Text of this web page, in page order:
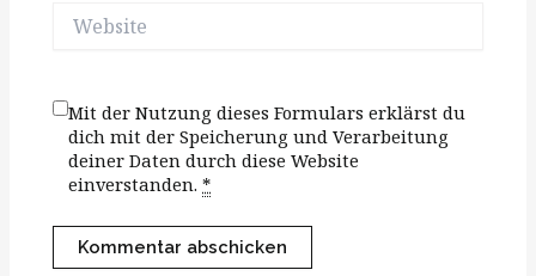
Website
Mit der Nutzung dieses Formulars erklärst du
dich mit der Speicherung und Verarbeitung
deiner Daten durch diese Website
einverstanden.*